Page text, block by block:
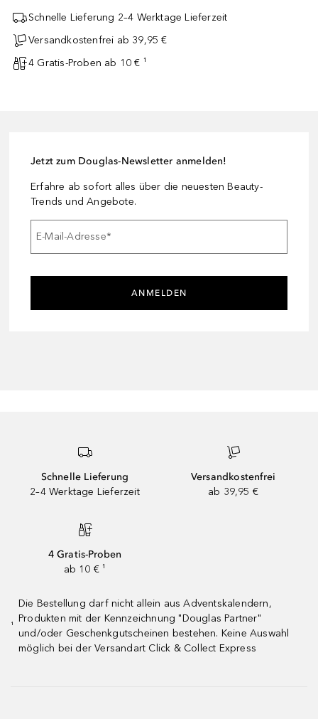
Schnelle Lieferung 2–4 Werktage Lieferzeit
Versandkostenfrei ab 39,95 €
4 Gratis-Proben ab 10 € ¹
Jetzt zum Douglas-Newsletter anmelden!
Erfahre ab sofort alles über die neuesten Beauty-
Trends und Angebote.
E-Mail-Adresse*
ANMELDEN
Schnelle Lieferung
2–4 Werktage Lieferzeit
Versandkostenfrei
ab 39,95 €
4 Gratis-Proben
ab 10 € ¹
¹
Die Bestellung darf nicht allein aus Adventskalendern,
Produkten mit der Kennzeichnung "Douglas Partner"
und/oder Geschenkgutscheinen bestehen. Keine Auswahl
möglich bei der Versandart Click & Collect Express